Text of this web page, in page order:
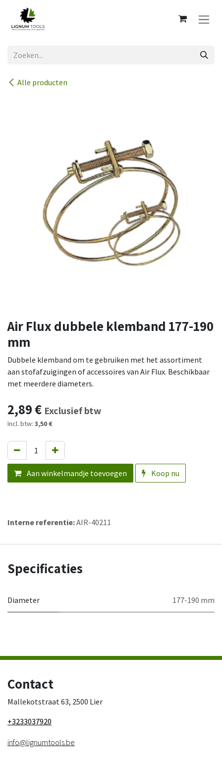
Overslaan naar inhoud
Alle producten
Air Flux dubbele klemband 177-190
mm
Dubbele klemband om te gebruiken met het assortiment
aan stofafzuigingen of accessoires van Air Flux. Beschikbaar
met meerdere diameters.
2,89€ Exclusief btw
Incl. btw: 3,50 €
Aan winkelmandje toevoegen Koop nu
Interne referentie:AIR-40211
Specificaties
Diameter 177-190 mm
Contact
Mallekotstraat 63, 2500 Lier
+3233037920
info@lignumtools.be